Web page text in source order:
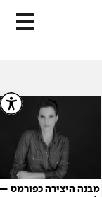
מבנה היצירה כפורמט